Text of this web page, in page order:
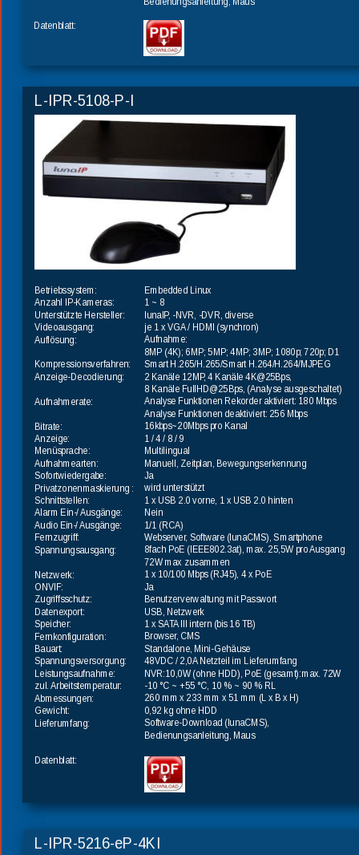
L-IPR-5108-P-I
Betriebssystem:
Anzahl IP-Kameras:
Unterstützte Hersteller:
Videoausgang:
Auflösung:
Kompressionsverfahren:
Anzeige-Decodierung:
Aufnahmerate:
Bitrate:
Anzeige:
Menüsprache:
Aufnahmearten:
Sofortwiedergabe:
Privatzonenmaskierung :
Schnittstellen:
Alarm Ein-/ Ausgänge:
Audio Ein-/ Ausgänge:
Fernzugriff:
Spannungsausgang:
Netzwerk:
ONVIF:
Zugriffsschutz:
Datenexport:
Speicher:
Fernkonfiguration:
Bauart:
Spannungsversorgung:
Leistungsaufnahme:
zul. Arbeitstemperatur:
Abmessungen:
Gewicht:
Lieferumfang:
Datenblatt:
Embedded Linux
1 ~ 8
lunaIP, -NVR, -DVR, diverse
je 1 x VGA / HDMI (synchron)
Aufnahme:
8MP (4K); 6MP; 5MP; 4MP; 3MP; 1080p; 720p; D1
Smart H.265/H.265/Smart H.264/H.264/MJPEG
2 Kanäle 12MP, 4 Kanäle 4K@25Bps,
8 Kanäle FullHD@25Bps, (Analyse ausgeschaltet)
Analyse Funktionen Rekorder aktiviert: 180 Mbps
Analyse Funktionen deaktiviert: 256 Mbps
16kbps~20Mbps pro Kanal
1 / 4 / 8 / 9
Multilingual
Manuell, Zeitplan, Bewegungserkennung
Ja
wird unterstützt
1 x USB 2.0 vorne, 1 x USB 2.0 hinten
Nein
1/1 (RCA)
Webserver, Software (lunaCMS), Smartphone
8fach PoE (IEEE802.3at), max. 25,5W pro Ausgang
72W max zusammen
1 x 10/100 Mbps (RJ45), 4 x PoE
Ja
Benutzerverwaltung mit Passwort
USB, Netzwerk
1 x SATA III intern (bis 16 TB)
Browser, CMS
Standalone, Mini-Gehäuse
48VDC / 2,0A Netzteil im Lieferumfang
NVR:10,0W (ohne HDD), PoE (gesamt):max. 72W
-10 °C ~ +55 °C, 10 % ~ 90 % RL
260 mm x 233 mm x 51 mm (L x B x H)
0,92 kg ohne HDD
Software-Download (lunaCMS),
Bedienungsanleitung, Maus
L-IPR-5216-eP-4KI
Datenblatt: